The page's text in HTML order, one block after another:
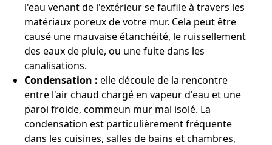
l'eau venant de l'extérieur se faufile à travers les
matériaux poreux de votre mur. Cela peut être
causé une mauvaise étanchéité, le ruissellement
des eaux de pluie, ou une fuite dans les
canalisations.
Condensation : elle découle de la rencontre
entre l'air chaud chargé en vapeur d'eau et une
paroi froide, commeun mur mal isolé. La
condensation est particulièrement fréquente
dans les cuisines, salles de bains et chambres,